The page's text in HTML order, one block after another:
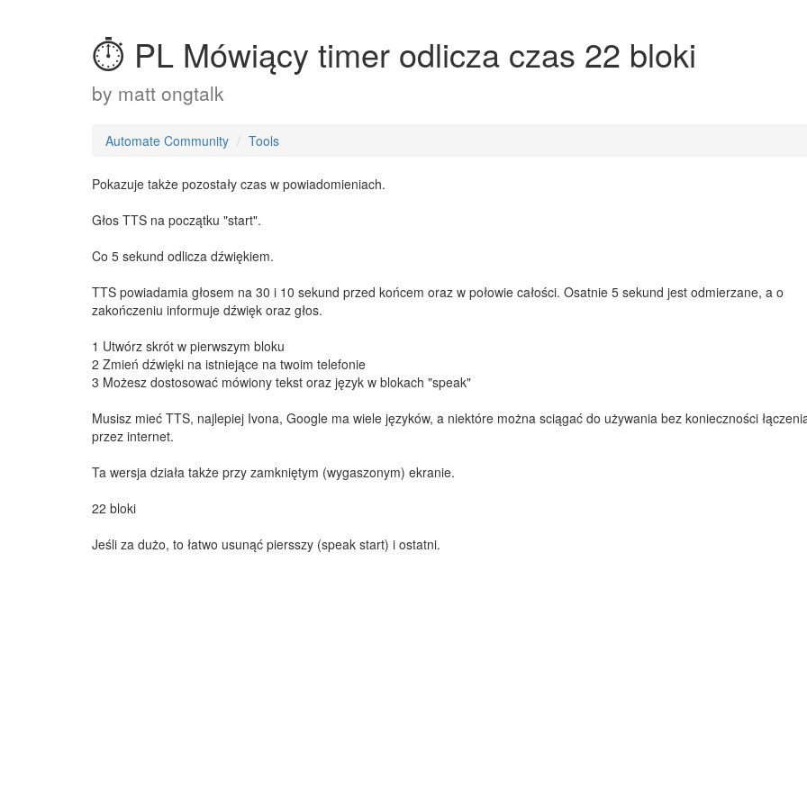
⏱ PL Mówiący timer odlicza czas 22 bloki
by matt ongtalk
Automate Community Tools
Pokazuje także pozostały czas w powiadomieniach.
Głos TTS na początku "start".
Co 5 sekund odlicza dźwiękiem.
TTS powiadamia głosem na 30 i 10 sekund przed końcem oraz w połowie całości. Osatnie 5 sekund jest odmierzane, a o
zakończeniu informuje dźwięk oraz głos.
1 Utwórz skrót w pierwszym bloku
2 Zmień dźwięki na istniejące na twoim telefonie
3 Możesz dostosować mówiony tekst oraz język w blokach "speak"
Musisz mieć TTS, najlepiej Ivona, Google ma wiele języków, a niektóre można sciągać do używania bez konieczności
przez internet.
Ta wersja działa także przy zamkniętym (wygaszonym) ekranie.
22 bloki
Jeśli za dużo, to łatwo usunąć piersszy (speak start) i ostatni.